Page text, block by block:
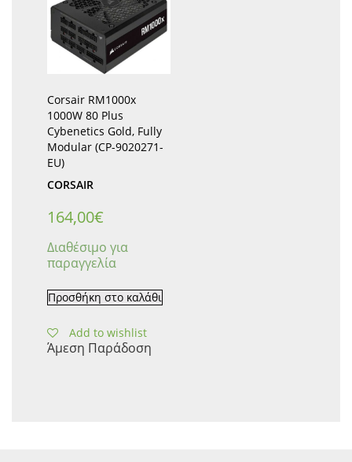
Corsair RM1000x
1000W 80 Plus
Cybenetics Gold, Fully
Modular (CP-9020271-
EU)
CORSAIR
164,00€
Διαθέσιμο για
παραγγελία
Προσθήκη στο καλάθι
Add to wishlist
Άμεση Παράδοση